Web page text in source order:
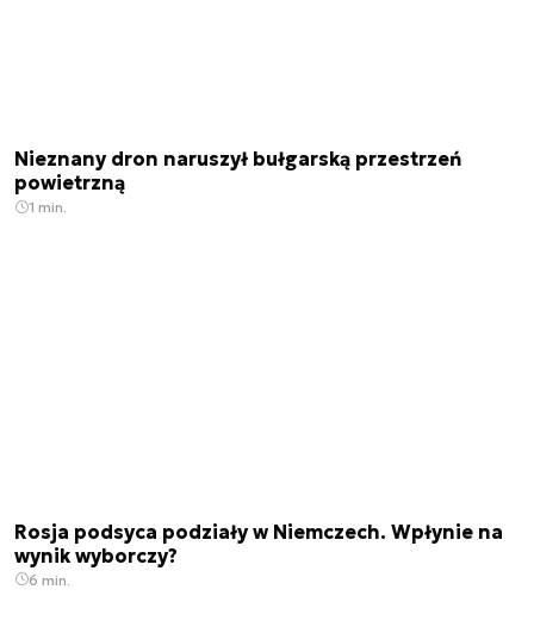
Nieznany dron naruszył bułgarską przestrzeń
powietrzną
1 min.
Rosja podsyca podziały w Niemczech. Wpłynie na
wynik wyborczy?
6 min.